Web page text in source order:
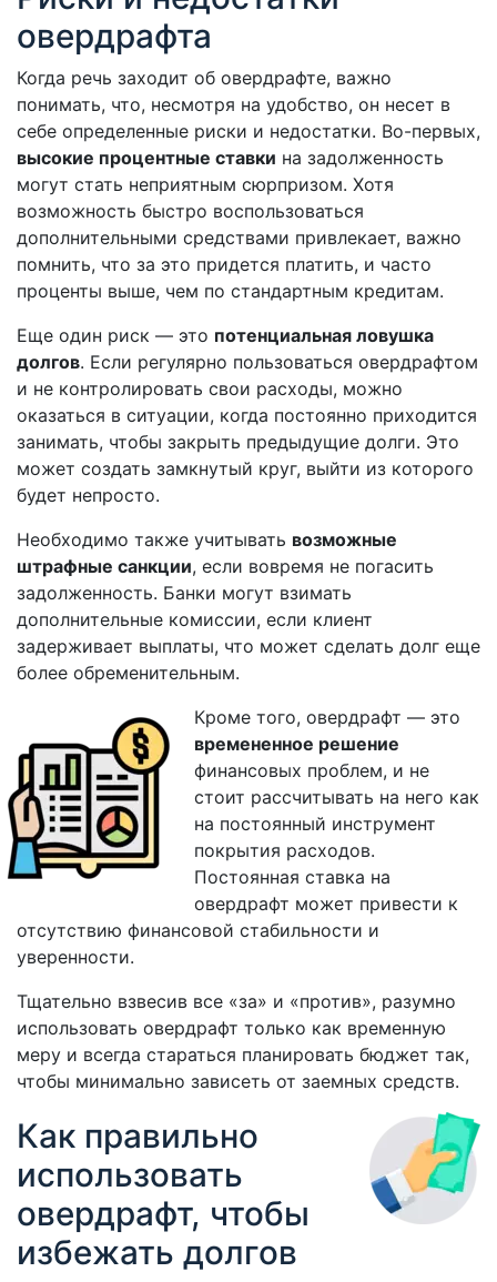
овердрафта
Когда речь заходит об овердрафте, важно
понимать, что, несмотря на удобство, он несет в
себе определенные риски и недостатки. Во-первых,
высокие процентные ставки на задолженность
могут стать неприятным сюрпризом. Хотя
возможность быстро воспользоваться
дополнительными средствами привлекает, важно
помнить, что за это придется платить, и часто
проценты выше, чем по стандартным кредитам.
Еще один риск — это потенциальная ловушка
долгов. Если регулярно пользоваться овердрафтом
и не контролировать свои расходы, можно
оказаться в ситуации, когда постоянно приходится
занимать, чтобы закрыть предыдущие долги. Это
может создать замкнутый круг, выйти из которого
будет непросто.
Необходимо также учитывать возможные
штрафные санкции, если вовремя не погасить
задолженность. Банки могут взимать
дополнительные комиссии, если клиент
задерживает выплаты, что может сделать долг еще
более обременительным.
Кроме того, овердрафт — это
времененное решение
финансовых проблем, и не
стоит рассчитывать на него как
на постоянный инструмент
покрытия расходов.
Постоянная ставка на
овердрафт может привести к
отсутствию финансовой стабильности и
уверенности.
Тщательно взвесив все «за» и «против», разумно
использовать овердрафт только как временную
меру и всегда стараться планировать бюджет так,
чтобы минимально зависеть от заемных средств.
Как правильно
использовать
овердрафт, чтобы
избежать долгов